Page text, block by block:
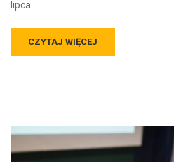
lipca
CZYTAJ WIĘCEJ